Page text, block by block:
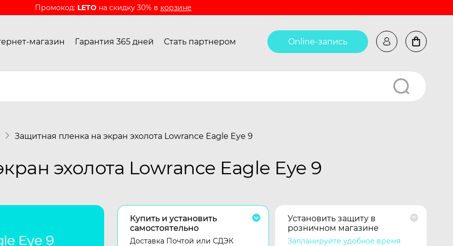
Промокод: LETO на скидку 30% в корзине
магазин Гарантия 365 дней Стать партнером Online-запись
Защитная пленка на экран эхолота Lowrance Eagle Eye 9
эхолота Lowrance Eagle Eye 9
Купить и установить
самостоятельно
Доставка Почтой или СДЭК
Установить защиту в
розничном магазине
Запланируйте удобное время